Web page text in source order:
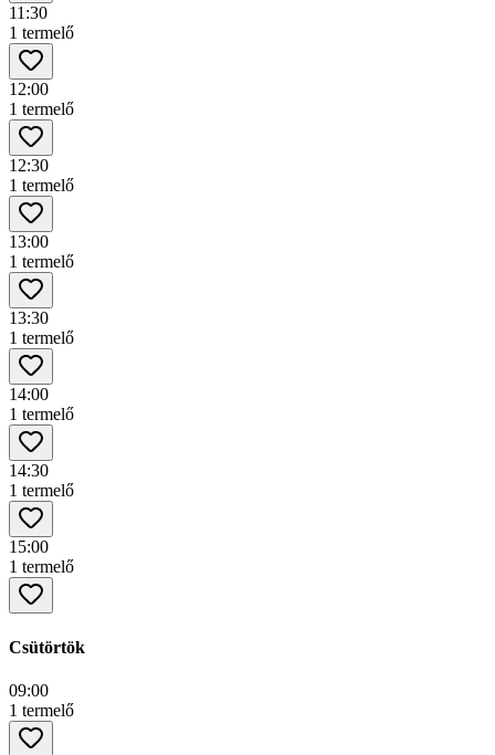
11:30
1 termelő
12:00
1 termelő
12:30
1 termelő
13:00
1 termelő
13:30
1 termelő
14:00
1 termelő
14:30
1 termelő
15:00
1 termelő
Csütörtök
09:00
1 termelő